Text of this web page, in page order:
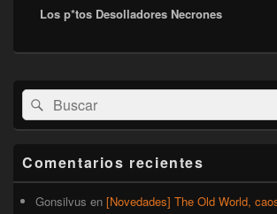
Los p*tos Desolladores Necrones
El
área
de
lateral
primaria
Buscar
por:
Buscar
Comentarios recientes
Gonsilvus en [Novedades] The Old World,